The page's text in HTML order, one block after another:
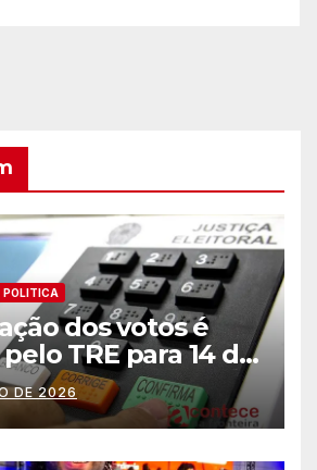
POLITICA
dos votos é
TRE para 14 de
DE 2026